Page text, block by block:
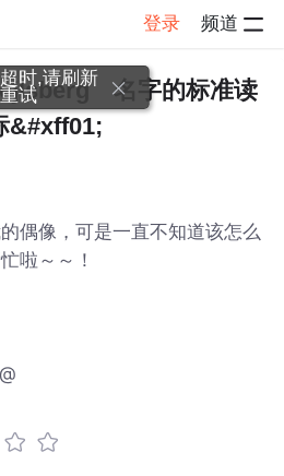
登录 频道
子详情
名字的标准读
&#xff01;
偶像，可是一直不知道该怎么
啦～～！
时,请刷新
试